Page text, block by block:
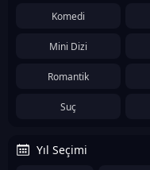
Komedi
Mini Dizi
Romantik
Suç
Yıl Seçimi